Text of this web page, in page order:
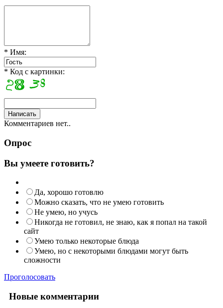
* Имя:
* Код с картинки:
Комментариев нет..
Опрос
Вы умеете готовить?
Да, хорошо готовлю
Можно сказать, что не умею готовить
Не умею, но учусь
Никогда не готовил, не знаю, как я попал на такой
сайт
Умею только некоторые блюда
Умею, но с некоторыми блюдами могут быть
сложности
Проголосовать
Новые комментарии